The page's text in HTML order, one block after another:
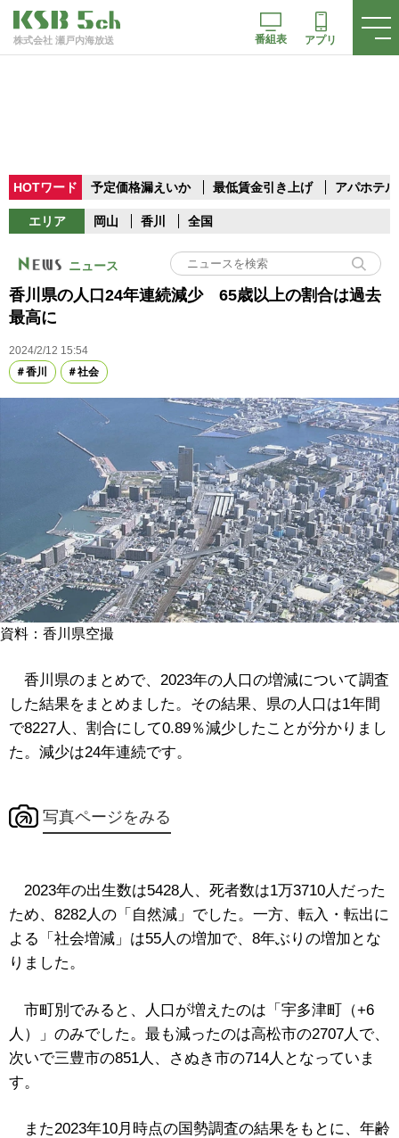
株式会社 瀬戸内海放送 番組表 アプリ
HOTワード 予定価格漏えいか 最低賃金引き上げ アパホテル
エリア 岡山 香川 全国
ニュース
香川県の人口24年連続減少 65歳以上の割合は過去
最高に
2024/2/12 15:54
香川
社会
資料：香川県空撮
香川県のまとめで、2023年の人口の増減について調査
した結果をまとめました。その結果、県の人口は1年間
で8227人、割合にして0.89％減少したことが分かりまし
た。減少は24年連続です。
写真ページをみる
2023年の出生数は5428人、死者数は1万3710人だった
ため、 8282人の「自然減」でした。一方、転入・転出に
よる「社会増減」は55人の増加で、8年ぶりの増加とな
りました。
市町別でみると、人口が増えたのは「宇多津町（+6
人）」のみでした。最も減ったのは高松市の2707人で、
次いで三豊市の851人、さぬき市の714人となっていま
す。
また2023年10月時点の国勢調査の結果をもとに、年齢